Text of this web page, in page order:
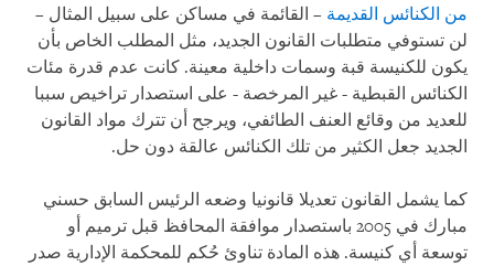
من الكنائس القديمة – القائمة في مساكن على سبيل المثال –
لن تستوفي متطلبات القانون الجديد، مثل المطلب الخاص بأن
يكون للكنيسة قبة وسمات داخلية معينة. كانت عدم قدرة مئات
الكنائس القبطية - غير المرخصة - على استصدار تراخيص سببا
للعديد من وقائع العنف الطائفي، ويرجح أن تترك مواد القانون
الجديد جعل الكثير من تلك الكنائس عالقة دون حل.
كما يشمل القانون تعديلا قانونيا وضعه الرئيس السابق حسني
مبارك في 2005 باستصدار موافقة المحافظ قبل ترميم أو
توسعة أي كنيسة. هذه المادة تناوئ حُكم للمحكمة الإدارية صدر